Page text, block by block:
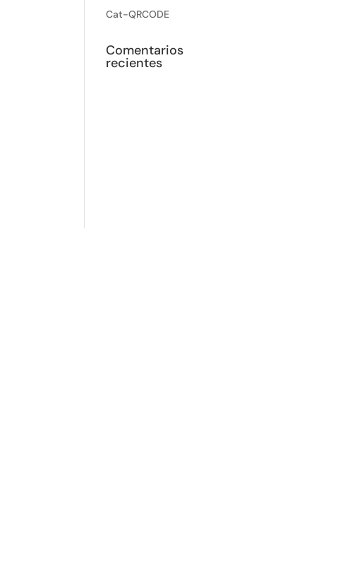
Cat-QRCODE
Comentarios
recientes